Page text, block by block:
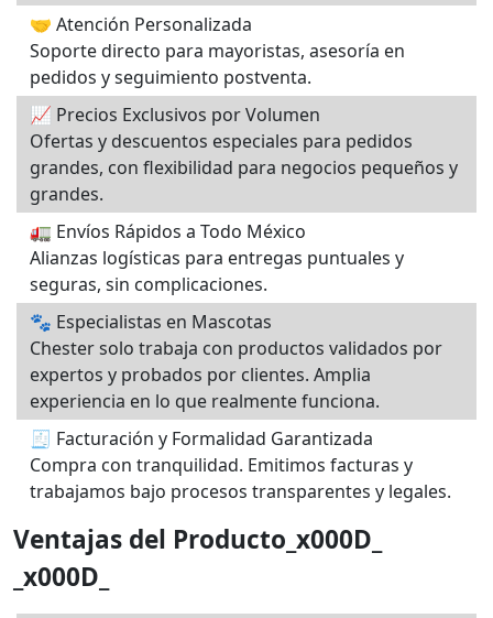
🤝 Atención Personalizada
Soporte directo para mayoristas, asesoría en
pedidos y seguimiento postventa.
📈 Precios Exclusivos por Volumen
Ofertas y descuentos especiales para pedidos
grandes, con flexibilidad para negocios pequeños y
grandes.
🚛 Envíos Rápidos a Todo México
Alianzas logísticas para entregas puntuales y
seguras, sin complicaciones.
🐾 Especialistas en Mascotas
Chester solo trabaja con productos validados por
expertos y probados por clientes. Amplia
experiencia en lo que realmente funciona.
🧾 Facturación y Formalidad Garantizada
Compra con tranquilidad. Emitimos facturas y
trabajamos bajo procesos transparentes y legales.
Ventajas del Producto_x000D_
_x000D_